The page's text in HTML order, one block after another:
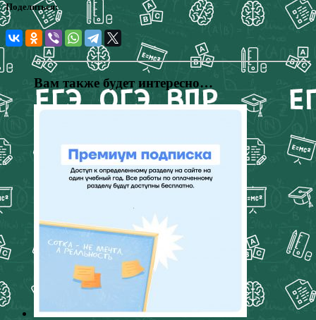
Поделиться:
Вам также будет интересно…